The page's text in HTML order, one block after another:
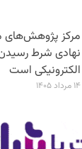
مرکز
الکترونیکی است
۱۴ مرداد ۱۴۰۵